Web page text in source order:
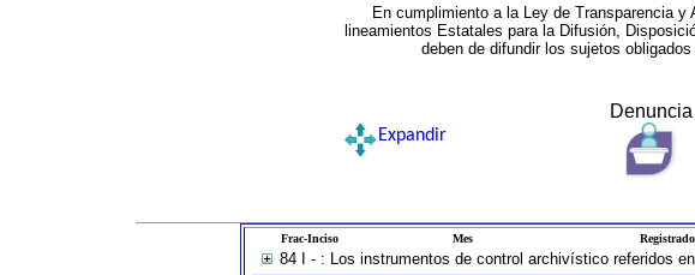
En cumplimiento a la Ley de Transparencia
lineamientos Estatales para la Difusión,
deben de difundir los sujetos
Denuncia
Expandir
Frac-Inciso Mes
84 I - : Los instrumentos de control archivístico referidos